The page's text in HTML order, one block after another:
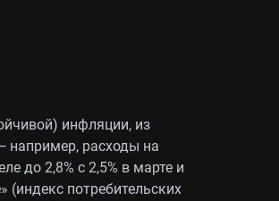
инфляции, из
например, расходы на
до 2,8% с 2,5% в марте и
(индекс потребительских